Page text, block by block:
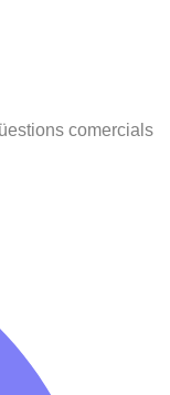
comercials